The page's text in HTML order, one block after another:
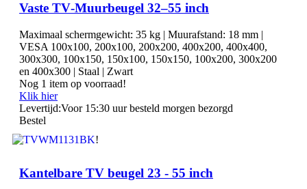
Vaste TV‑Muurbeugel 32–55 inch
Maximaal schermgewicht: 35 kg | Muurafstand: 18 mm |
VESA 100x100, 200x100, 200x200, 400x200, 400x400,
300x300, 100x150, 150x100, 150x150, 100x200, 300x200
en 400x300 | Staal | Zwart
Nog 1 item op voorraad!
Klik hier
Levertijd:Voor 15:30 uur besteld morgen bezorgd
Bestel
Kantelbare TV beugel 23 - 55 inch
!